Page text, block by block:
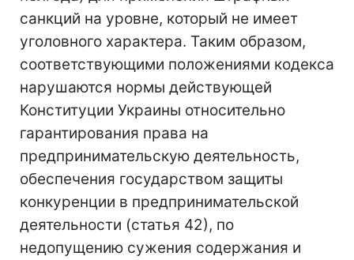
санкций на уровне, который не имеет
уголовного характера. Таким образом,
соответствующими положениями кодекса
нарушаются нормы действующей
Конституции Украины относительно
гарантирования права на
предпринимательскую деятельность,
обеспечения государством защиты
конкуренции в предпринимательской
деятельности (статья 42), по
недопущению сужения содержания и